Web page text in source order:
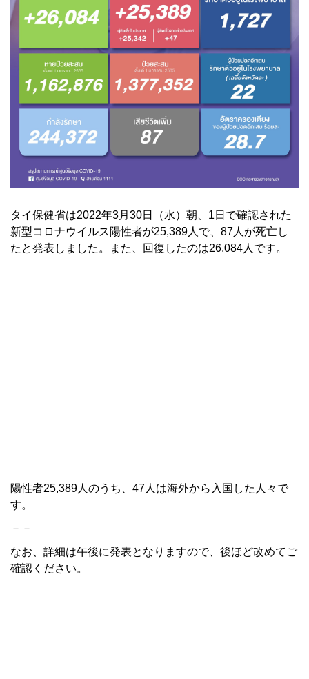
タイ保健省は2022年3月30日（水）朝、1日で確認された
新型コロナウイルス陽性者が25,389人で、87人が死亡し
たと発表しました。また、回復したのは26,084人です。
陽性者25,389人のうち、47人は海外から入国した人々で
す。
－－
なお、詳細は午後に発表となりますので、後ほど改めてご
確認ください。